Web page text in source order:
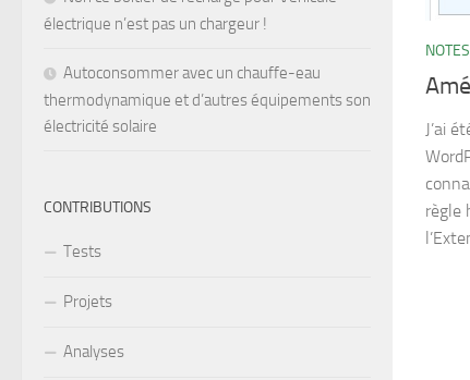
NOTES
J’ai
règle
électrique n’est pas un chargeur !
Autoconsommer avec un chauffe-eau
thermodynamique et d’autres équipements son
électricité solaire
CONTRIBUTIONS
Tests
Projets
Analyses